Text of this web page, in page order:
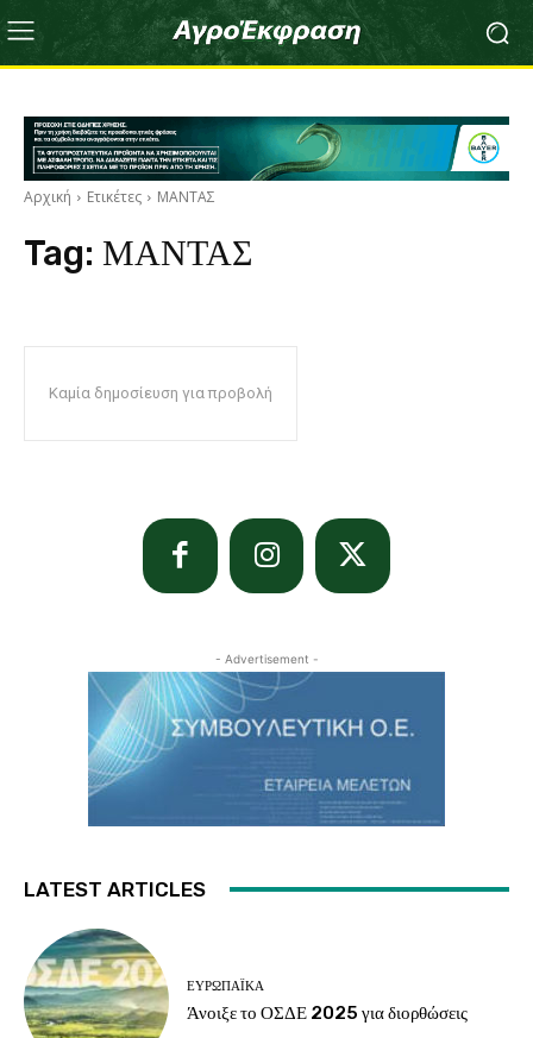
Αρχική Ετικέτες ΜΑΝΤΑΣ
Tag: ΜΑΝΤΑΣ
Καμία δημοσίευση για προβολή
- Advertisement -
LATEST ARTICLES
ΕΥΡΩΠΑΪΚΆ
Άνοιξε το ΟΣΔΕ 2025 για διορθώσεις